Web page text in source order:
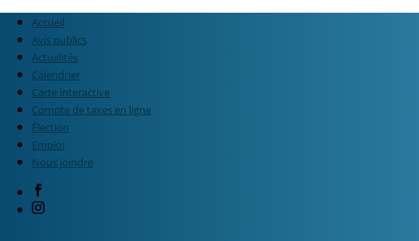
Accueil
Avis publics
Actualités
Calendrier
Carte interactive
Compte de taxes en ligne
Élection
Emploi
Nous joindre